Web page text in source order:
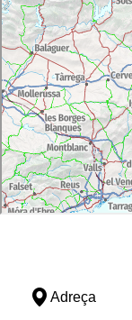
Adreça